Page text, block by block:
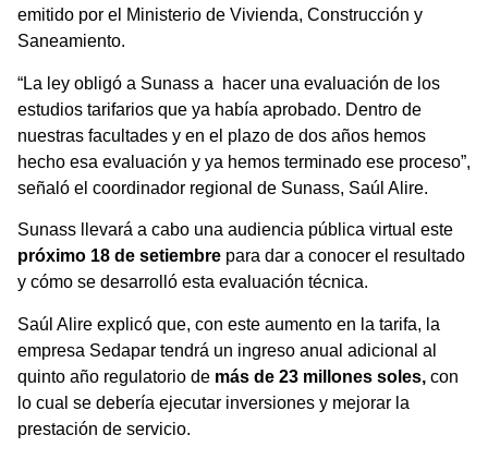
emitido por el Ministerio de Vivienda, Construcción y
Saneamiento.
“La ley obligó a Sunass a hacer una evaluación de los
estudios tarifarios que ya había aprobado. Dentro de
nuestras facultades y en el plazo de dos años hemos
hecho esa evaluación y ya hemos terminado ese proceso”,
señaló el coordinador regional de Sunass, Saúl Alire.
Sunass llevará a cabo una audiencia pública virtual este
próximo 18 de setiembre para dar a conocer el resultado
y cómo se desarrolló esta evaluación técnica.
Saúl Alire explicó que, con este aumento en la tarifa, la
empresa Sedapar tendrá un ingreso anual adicional al
quinto año regulatorio de más de 23 millones soles, con
lo cual se debería ejecutar inversiones y mejorar la
prestación de servicio.